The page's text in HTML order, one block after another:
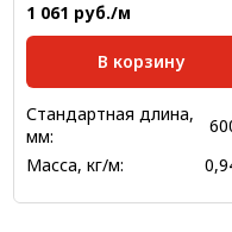
1 061 руб./м
В корзину
Стандартная длина,
мм:
Масса, кг/м: